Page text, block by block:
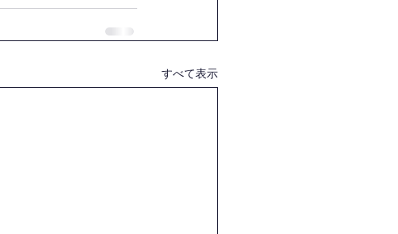
すべて表示